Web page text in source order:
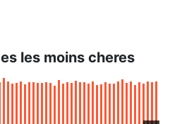
les moins cheres